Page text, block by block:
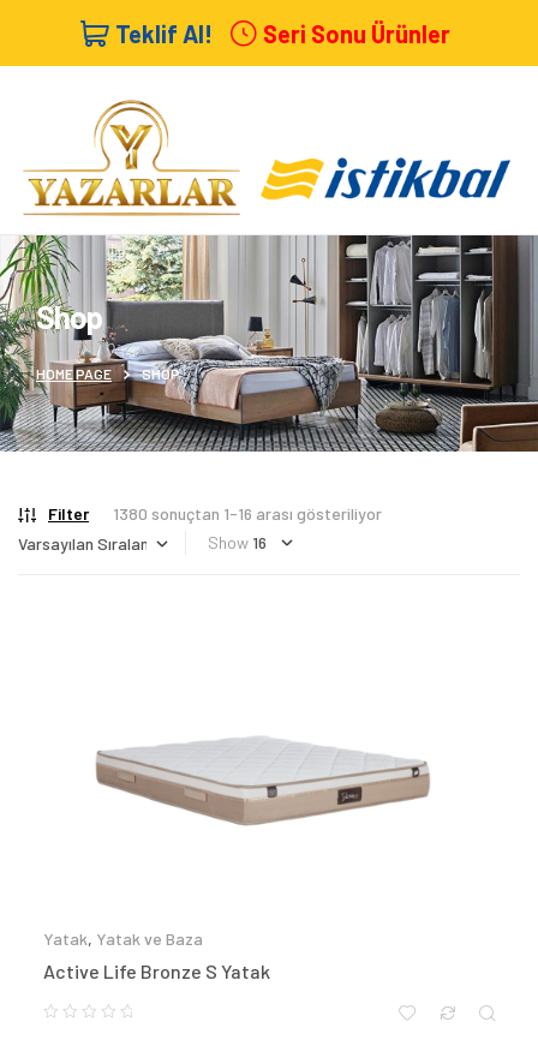
Teklif Al! Seri Sonu Ürünler
Shop
HOME PAGE SHOP
Filter
1380 sonuçtan 1-16 arası gösteriliyor
Show
Yatak, Yatak ve Baza
Active Life Bronze S Yatak